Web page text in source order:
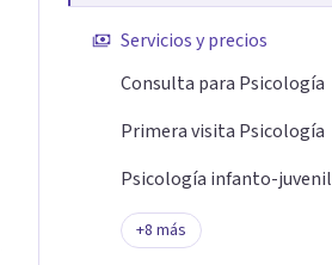
Servicios y precios
Consulta para Psicología
Primera visita Psicología
Psicología infanto-juvenil
+8 más